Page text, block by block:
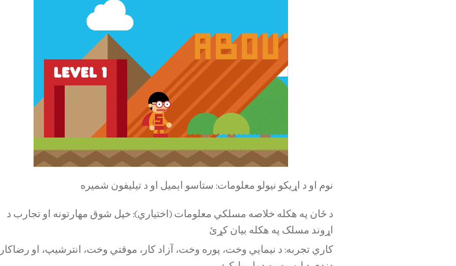
نوم او د اړیکو نیولو معلومات: ستاسو اېمیل او د تیلیفون شمیره
د ځان په هکله خلاصه مسلکي معلومات (اختیاري): خپل شوق مهارتونه او تجارب د
اړوند مسلک په هکله بیان کړئ
کاري تجربه: د نیمايي وخت، پوره وخت، آزاد کار، موقتي وخت، انترشیپ، او